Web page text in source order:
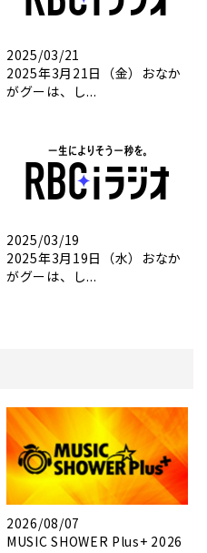
2025/03/21
2025年3月21日（金）おなか
がグーは、し...
2025/03/19
2025年3月19日（水）おなか
がグーは、し...
2026/08/07
MUSIC SHOWER Plus+ 2026